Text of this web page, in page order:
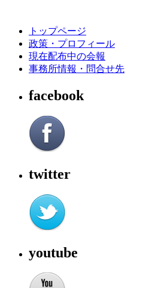
トップページ
政策・プロフィール
現在配布中の会報
事務所情報・問合せ先
facebook
twitter
youtube